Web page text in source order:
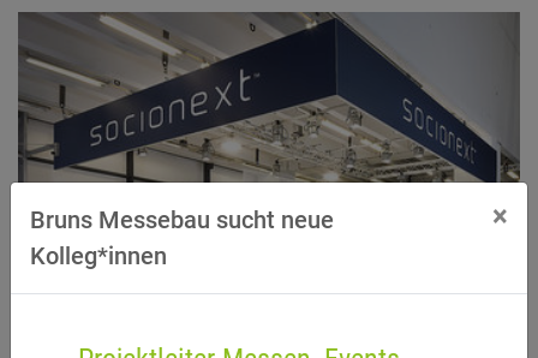
Bruns Messebau sucht neue
Kolleg*innen
×